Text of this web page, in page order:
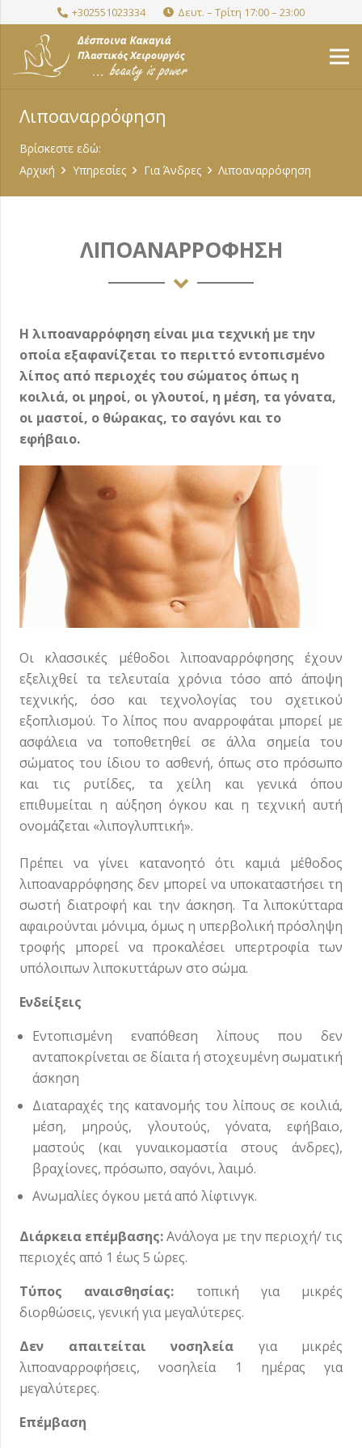
+302551023334 Δευτ. – Τρίτη 17:00 – 23:00
Λιποαναρρόφηση
Βρίσκεστε εδώ:
Αρχική
Υπηρεσίες Για Άνδρες Λιποαναρρόφηση
ΛΙΠΟΑΝΑΡΡΟΦΗΣΗ
Η λιποαναρρόφηση είναι μια τεχνική με την
οποία εξαφανίζεται το περιττό εντοπισμένο
λίπος από περιοχές του σώματος όπως η
κοιλιά, οι μηροί, οι γλουτοί, η μέση, τα γόνατα,
οι μαστοί, ο θώρακας, το σαγόνι και το
εφήβαιο.
Οι κλασσικές μέθοδοι λιποαναρρόφησης έχουν
εξελιχθεί τα τελευταία χρόνια τόσο από άποψη
τεχνικής, όσο και τεχνολογίας του σχετικού
εξοπλισμού. Το λίπος που αναρροφάται μπορεί με
ασφάλεια να τοποθετηθεί σε άλλα σημεία του
σώματος του ίδιου το ασθενή, όπως στο πρόσωπο
και τις ρυτίδες, τα χείλη και γενικά όπου
επιθυμείται η αύξηση όγκου και η τεχνική αυτή
ονομάζεται «λιπογλυπτική».
Πρέπει να γίνει κατανοητό ότι καμιά μέθοδος
λιποαναρρόφησης δεν μπορεί να υποκαταστήσει τη
σωστή διατροφή και την άσκηση. Τα λιποκύτταρα
αφαιρούνται μόνιμα, όμως η υπερβολική πρόσληψη
τροφής μπορεί να προκαλέσει υπερτροφία των
υπόλοιπων λιποκυττάρων στο σώμα.
Ενδείξεις
Εντοπισμένη εναπόθεση λίπους που δεν
ανταποκρίνεται σε δίαιτα ή στοχευμένη σωματική
άσκηση
Διαταραχές της κατανομής του λίπους σε κοιλιά,
μέση, μηρούς, γλουτούς, γόνατα, εφήβαιο,
μαστούς (και γυναικομαστία στους άνδρες),
βραχίονες, πρόσωπο, σαγόνι, λαιμό.
Ανωμαλίες όγκου μετά από λίφτινγκ.
Διάρκεια επέμβασης:Ανάλογα με την περιοχή/ τις
περιοχές από 1 έως 5 ώρες.
Τύπος αναισθησίας: τοπική για μικρές
διορθώσεις, γενική για μεγαλύτερες.
Δεν απαιτείται νοσηλεία για μικρές
λιποαναρροφήσεις, νοσηλεία 1 ημέρας για
μεγαλύτερες.
Επέμβαση